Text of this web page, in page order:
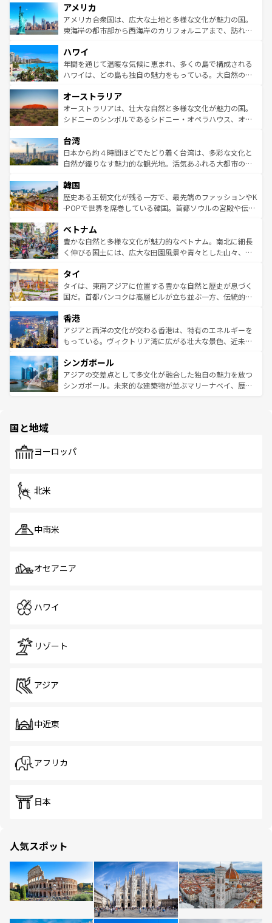
ンツ一覧を参照してほしい。
の建物がそのまま残る町や、スイスならではのユニークな
博物館もあり、アルプス観光だけでなく町歩きも満喫する
ことができる。国民の所得が高いため物価も高いが、旅行
ば市内交通費無料で観光を楽しむこともできる。 なお、新
着のスイス情報はコンテンツ一覧 を参照してほしい。
アメリカ
アメリカ合衆国は、広大な土地と多様な文化が魅力の国。
東海岸の都市部から西海岸のカリフォルニアまで、訪れる
のような巨大都市は、観光、ショッピング、エンターテイ
ンメントが詰まった刺激的なスポットだ。一方、アメリカ
西部には大自然が広がり、グランドキャニオンやイエロー
部のニューオーリンズでは、音楽と美食が融合した独特の
文化が魅力。旅行者はアメリカの各地域で異なる魅力を楽
しみながら、その多様性と豊かな歴史を感じることができ
ならではの贅沢な旅のスタイルだ。 なお、新着のアメリカ
情報はコンテンツ一覧を参照してほしい。
ハワイ
年間を通じて温暖な気候に恵まれ、多くの島で構成される
ハワイは、どの島も独自の魅力をもっている。大自然の神
ワイ島は見逃せない。また、定番の観光地といえばオアフ
島だが、静かな自然を求めるならマウイ島やカウアイ島が
おすすめ。エメラルドグリーンに輝く海をはじめ、豊かな
れるおもてなしの心で訪れる人々を迎えてくれるハワイの
人々、おいしいローカルフードやハワイアンミュージッ
ク、伝統的なフラダンスなど、すべてがハワイの魅力を彩
ワイを、存分に味わってほしい。 なお、新着のハワイ情報
はコンテンツ一覧を参照してほしい。
オーストラリア
オーストラリアは、壮大な自然と多様な文化が魅力の国。
シドニーのシンボルであるシドニー・オペラハウス、オー
リアリーフや大陸中央部にそびえるウルル（エアーズロッ
ク）、タスマニアの美しい原生林やケアンズの熱帯雨林な
ど、見どころがたくさん。また、カフェやワイン、オージ
いる。アクティビティも充実しており、サーフィンやダイ
ビング、ハイキングなど、アウトドア好きにはたまらな
い。オーストラリアの多彩な魅力を存分に味わいつくそ
参照してほしい。
台湾
日本から約４時間ほどでたどり着く台湾は、多彩な文化と
自然が織りなす魅力的な観光地。活気あふれる大都市の台
ン）、静ひつな山岳地帯である台湾東部など、都市の喧騒
と山間の静けさが共存しており、訪れる人に新しい発見と
驚きをもたらしてくれる。また、奥深い台湾の食文化も魅
容にもいいと評判のスイーツなど、バラエティ豊かな料理
が味わえる。 なお、新着の台湾情報は コンテンツ一覧を参
照してほしい。
韓国
歴史ある王朝文化が残る一方で、最先端のファッションやK
-POPで世界を席巻している韓国。首都ソウルの宮殿や伝統
き、地方に足を延ばせば四季折々の自然美を楽しむことが
できる。そして、キムチや焼肉、絶品のストリートフード
まで、さまざまな韓国料理が待っている。夜には、韓国な
リティに包まれながら、韓国の多彩な魅力を心ゆくまで味
わってみてほしい。 なお、新着の韓国情報はコンテンツ一
覧を参照してほしい。
ベトナム
豊かな自然と多様な文化が魅力的なベトナム。南北に細長
く伸びる国土には、広大な田園風景や青々とした山々、世
急速な発展と共に伝統が息づく。ハノイの古い町並みやホ
ーチミン市のフランス統治時代の建物も、独特の雰囲気を
醸し出している。また、バラエティの豊かさとおいしさで
とつ。フォーやバインミー、ベトナムコーヒーなどは、ぜ
ひ現地で味わいたい。どの地域を訪れてもあたたかい人々
が旅行者を迎えてくれるので、きっと忘れられない旅にな
参照してほしい。
タイ
タイは、東南アジアに位置する豊かな自然と歴史が息づく
国だ。首都バンコクは高層ビルが立ち並ぶ一方、伝統的な
の活気が交差している。北部ではチェンマイなどの山岳地
帯で自然と触れ合い、南部ではプーケットやクラビの美し
いビーチでリゾート気分を楽しむことができる。タイ料理
激する。気候は一年中温暖で、どの季節にも異なる楽しみ
が待っている。親しみやすいタイの人々、仏教を中心とし
た文化、そして多様な観光資源が、訪れる旅人を魅了し続
香港
アジアと西洋の文化が交わる香港は、特有のエネルギーを
もっている。ヴィクトリア湾に広がる壮大な景色、近未来
み、どこを訪れても感動するはず。観光スポットが密集し
ており、効率よく見どころを回れるのも魅力。息をのむよ
うな絶景から文化的な体験まで、香港を存分に楽しみ尽く
シンガポール
アジアの交差点として多文化が融合した独自の魅力を放つ
シンガポール。未来的な建築物が並ぶマリーナベイ、歴史
で、ホーカーズは地元の風情を楽しめる外せないスポット
国と地域
ヨーロッパ
北米
中南米
オセアニア
ハワイ
リゾート
アジア
中近東
アフリカ
日本
人気スポット